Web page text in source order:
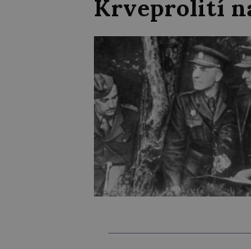
Krveprolití